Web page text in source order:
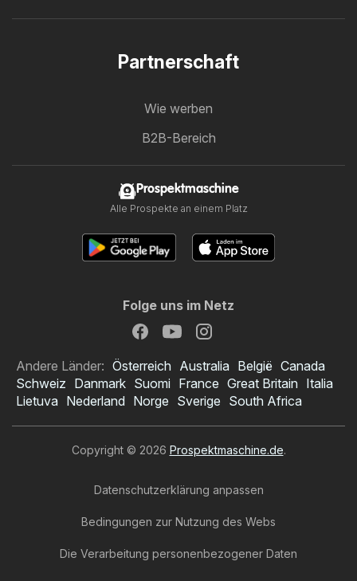
Partnerschaft
Wie werben
B2B-Bereich
Prospektmaschine
Alle Prospekte an einem Platz
Folge uns im Netz
Andere Länder: Österreich Australia België Canada
Schweiz Danmark Suomi France Great Britain Italia
Lietuva Nederland Norge Sverige South Africa
Copyright © 2026 Prospektmaschine.de.
Datenschutzerklärung anpassen
Bedingungen zur Nutzung des Webs
Die Verarbeitung personenbezogener Daten